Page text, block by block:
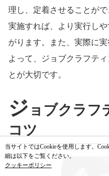
理し、定着させることが
実施すれば、より実行し
がります。また、実際に
よって、ジョブクラフテ
とが大切です。
ジ ョブクラフ
コツ
当サイトではCookieを使用します。
細は以下をご覧ください。
クッキーポリシー